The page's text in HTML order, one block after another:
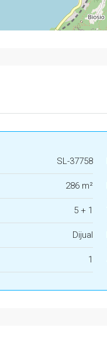
SL-37758
286 m²
5 + 1
Dijual
1